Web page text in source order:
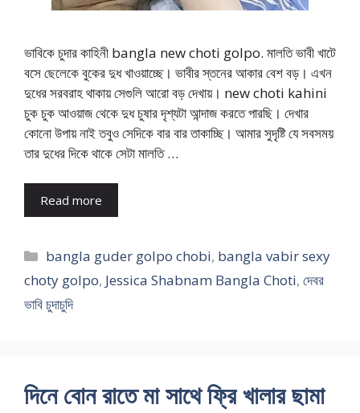
ভাবিকে চুদার কাহিনী bangla new choti golpo. মালতি ভাবী খাটে
বসে ছেলেকে বুকের দুধ খাওয়াচ্ছে। ভাবীর স্তনের আকার বেশ বড়। এখন
দুধের সরবরাহ থাকায় সেগুলি আরো বড় দেখায়। new choti kahini
চুক চুক আওয়াজ থেকে দুধ চুষার দৃশ্যটা আন্দাজ করতে পারছি। দেখার
কোনো উপায় নাই তবুও সেদিকে বার বার তাকাচ্ছি। আমার সুদৃষ্টি যে সবসময়
তার দুধের দিকে থাকে সেটা মালতি …
Read more
Categories
bangla guder golpo chobi, bangla vabir sexy
choty golpo, Jessica Shabnam Bangla Choti, দেবর
ভাবি চুদাচুদি
দিনে বোন রাতে মা সাথে ফ্রি খালার ছামা